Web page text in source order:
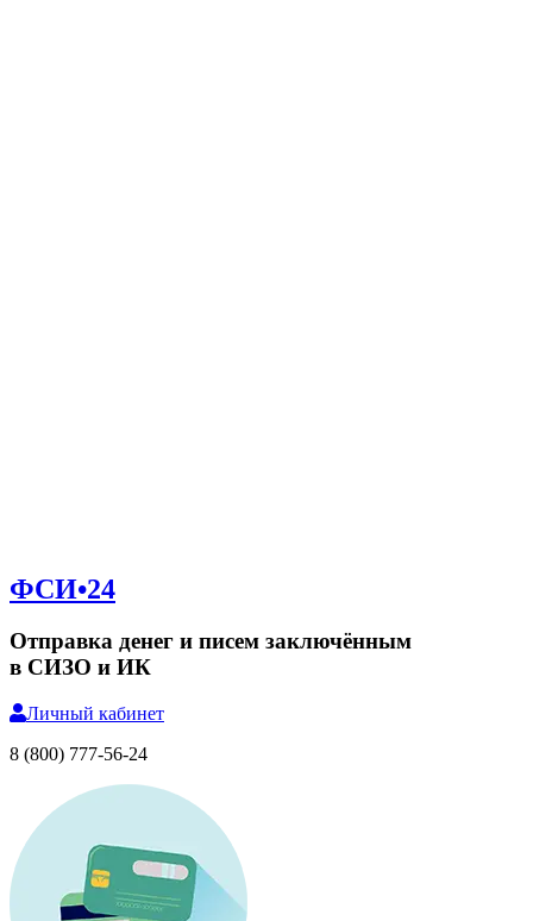
ФСИ•24
Отправка денег и писем заключённым
в СИЗО и ИК
Личный кабинет
8 (800) 777-56-24